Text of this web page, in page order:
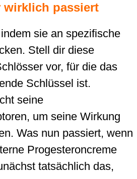
wirklich passiert
sie an spezifische
Stell dir diese
vor, für die das
Schlüssel ist.
seine
um seine Wirkung
Was nun passiert, wenn
Progesteroncreme
tatsächlich das,